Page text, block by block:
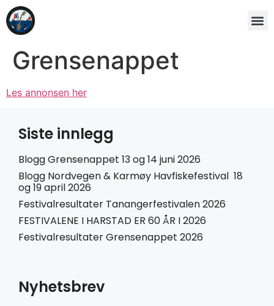
Grensenappet
Les annonsen her
Siste innlegg
Blogg Grensenappet 13 og 14 juni 2026
Blogg Nordvegen & Karmøy Havfiskefestival 18
og 19 april 2026
Festivalresultater Tanangerfestivalen 2026
FESTIVALENE I HARSTAD ER 60 ÅR I 2026
Festivalresultater Grensenappet 2026
Nyhetsbrev